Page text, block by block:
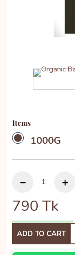
Items
1000G
790 Tk
ADD TO CART